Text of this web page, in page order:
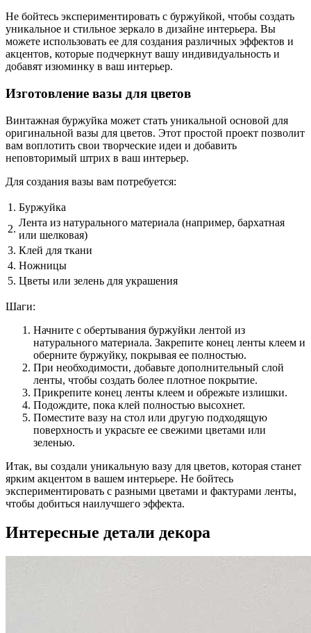
Не бойтесь экспериментировать с буржуйкой, чтобы создать
уникальное и стильное зеркало в дизайне интерьера. Вы
можете использовать ее для создания различных эффектов и
акцентов, которые подчеркнут вашу индивидуальность и
добавят изюминку в ваш интерьер.
Изготовление вазы для цветов
Винтажная буржуйка может стать уникальной основой для
оригинальной вазы для цветов. Этот простой проект позволит
вам воплотить свои творческие идеи и добавить
неповторимый штрих в ваш интерьер.
Для создания вазы вам потребуется:
1. Буржуйка
2.
Лента из натурального материала (например, бархатная
или шелковая)
3. Клей для ткани
4. Ножницы
5. Цветы или зелень для украшения
Шаги:
Начните с обертывания буржуйки лентой из
натурального материала. Закрепите конец ленты клеем и
оберните буржуйку, покрывая ее полностью.
При необходимости, добавьте дополнительный слой
ленты, чтобы создать более плотное покрытие.
Прикрепите конец ленты клеем и обрежьте излишки.
Подождите, пока клей полностью высохнет.
Поместите вазу на стол или другую подходящую
поверхность и украсьте ее свежими цветами или
зеленью.
Итак, вы создали уникальную вазу для цветов, которая станет
ярким акцентом в вашем интерьере. Не бойтесь
экспериментировать с разными цветами и фактурами ленты,
чтобы добиться наилучшего эффекта.
Интересные детали декора